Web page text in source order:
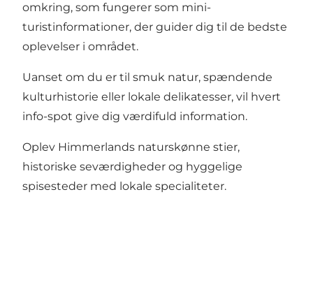
omkring, som fungerer som mini-
turistinformationer, der guider dig til de bedste
oplevelser i området.
Uanset om du er til smuk natur, spændende
kulturhistorie eller lokale delikatesser, vil hvert
info-spot give dig værdifuld information.
Oplev Himmerlands naturskønne stier,
historiske seværdigheder og hyggelige
spisesteder med lokale specialiteter.